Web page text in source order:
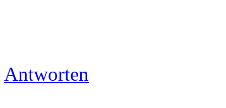
Antworten